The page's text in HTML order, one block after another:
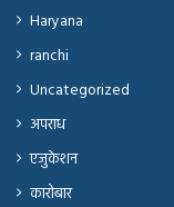
Haryana
ranchi
Uncategorized
अपराध
एजुकेशन
कारोबार